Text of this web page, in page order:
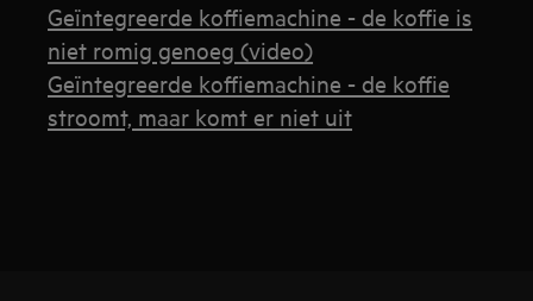
Geïntegreerde koffiemachine - de koffie is
niet romig genoeg (video)
Geïntegreerde koffiemachine - de koffie
stroomt, maar komt er niet uit